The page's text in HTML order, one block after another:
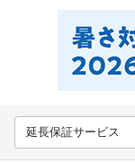
延長保証サービス
その他の条件
送料無料
サンキュー配送対